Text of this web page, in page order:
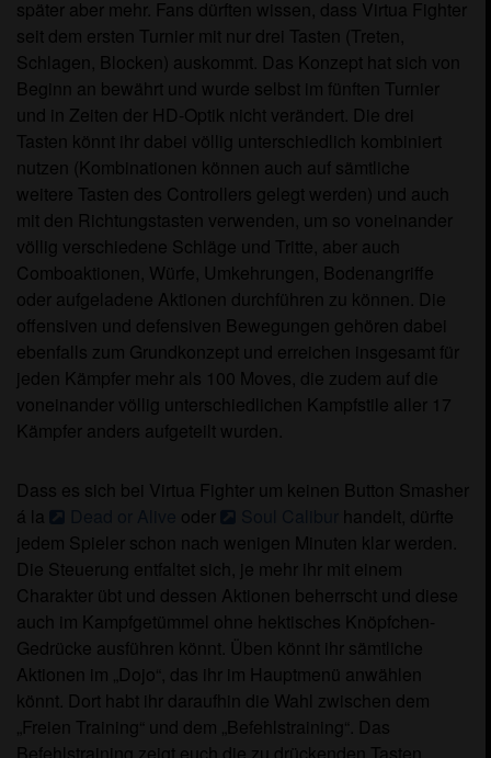
später aber mehr. Fans dürften wissen, dass Virtua Fighter
seit dem ersten Turnier mit nur drei Tasten (Treten,
Schlagen, Blocken) auskommt. Das Konzept hat sich von
Beginn an bewährt und wurde selbst im fünften Turnier
und in Zeiten der HD-Optik nicht verändert. Die drei
Tasten könnt ihr dabei völlig unterschiedlich kombiniert
nutzen (Kombinationen können auch auf sämtliche
weitere Tasten des Controllers gelegt werden) und auch
mit den Richtungstasten verwenden, um so voneinander
völlig verschiedene Schläge und Tritte, aber auch
Comboaktionen, Würfe, Umkehrungen, Bodenangriffe
oder aufgeladene Aktionen durchführen zu können. Die
offensiven und defensiven Bewegungen gehören dabei
ebenfalls zum Grundkonzept und erreichen insgesamt für
jeden Kämpfer mehr als 100 Moves, die zudem auf die
voneinander völlig unterschiedlichen Kampfstile aller 17
Kämpfer anders aufgeteilt wurden.
Dass es sich bei Virtua Fighter um keinen Button Smasher
á la
oder
handelt, dürfte
jedem Spieler schon nach wenigen Minuten klar werden.
Die Steuerung entfaltet sich, je mehr ihr mit einem
Charakter übt und dessen Aktionen beherrscht und diese
auch im Kampfgetümmel ohne hektisches Knöpfchen-
Gedrücke ausführen könnt. Üben könnt ihr sämtliche
Aktionen im „Dojo“, das ihr im Hauptmenü anwählen
könnt. Dort habt ihr daraufhin die Wahl zwischen dem
„Freien Training“ und dem „Befehlstraining“. Das
Befehlstraining zeigt euch die zu drückenden Tasten